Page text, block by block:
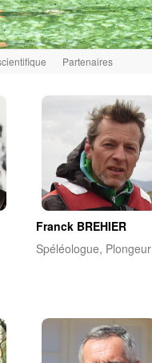
Partenaires
Franck BREHIER
Spéléologue, Plongeur